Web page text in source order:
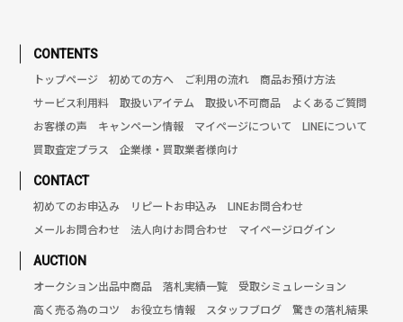
CONTENTS
トップページ 初めての方へ ご利用の流れ
商品お預け方法
サービス利用料
取扱いアイテム 取扱い不可商品
よくあるご質問
お客様の声
キャンペーン情報 マイページについて
LINEについて
買取査定プラス
企業様・買取業者様向け
CONTACT
初めてのお申込み リピートお申込み
LINEお問合わせ
メールお問合わせ
法人向けお問合わせ マイページログイン
AUCTION
オークション出品中商品 落札実績一覧
受取シミュレーション
高く売る為のコツ
お役立ち情報 スタッフブログ
驚きの落札結果